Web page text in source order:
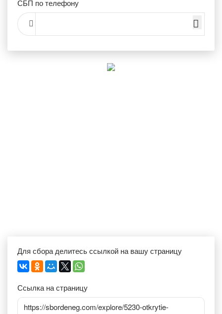
СБП по телефону
Для сбора делитесь ссылкой на вашу страницу
Ссылка на страницу
https://sbordeneg.com/explore/5230-otkrytie-